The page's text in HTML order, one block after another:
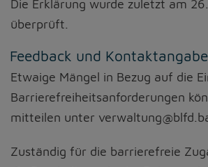
Diese Website nutzt Matomo Analytics für die
ausschließlich auf unseren eigenen Servern
AnonymizeIP zur Anonymisierung Ihrer IP-
wird und nicht mehr Ihrem Besuch auf unserer
werden kann.
YouTube / Vimeo
Videos werden über die Plattformen YouTube
bewirkt laut YouTube, dass YouTube keine
Die Erklärung wurde zuletzt am
überprüft.
Feedback und
Etwaige Mängel in Bezug auf die
Barrierefreiheitsanforderungen
mitteilen unter
Zuständig für die barrierefreie